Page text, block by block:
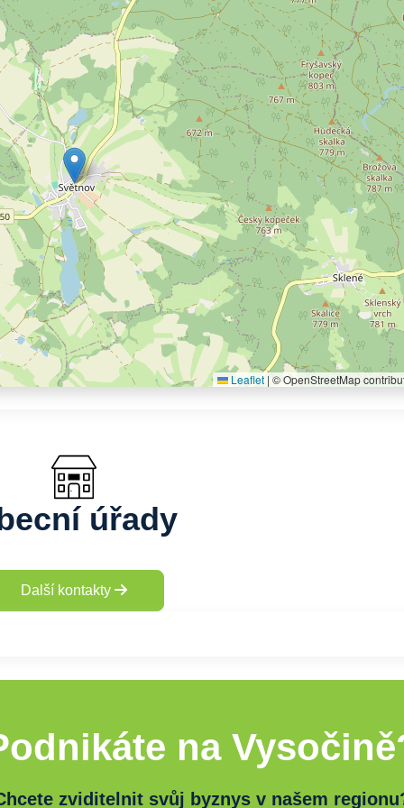
Leaflet | © OpenStreetMap
úřady
Další kontakty
na
zviditelnit svůj byznys v našem